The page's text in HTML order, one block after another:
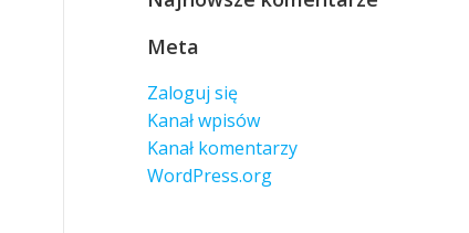
Meta
Zaloguj się
Kanał wpisów
Kanał komentarzy
WordPress.org